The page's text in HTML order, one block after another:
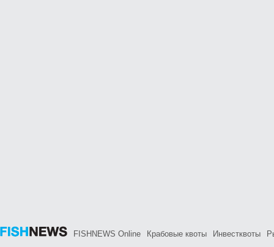
FISHNEWS Online Крабовые квоты Инвестквоты